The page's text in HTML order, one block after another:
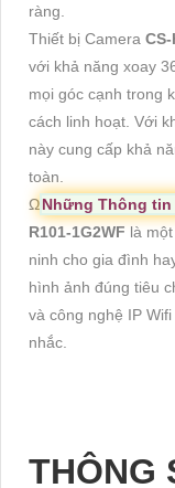
ràng.
Thiết bị Camera
với khả năng xoay
mọi góc cạnh trong
cách linh hoạt. Với
này cung cấp khả
toàn.
ΩNhững Thông
R101-1G2WF là
ninh cho gia đình
hình ảnh đúng tiêu
và công nghệ IP
nhắc.
THÔNG